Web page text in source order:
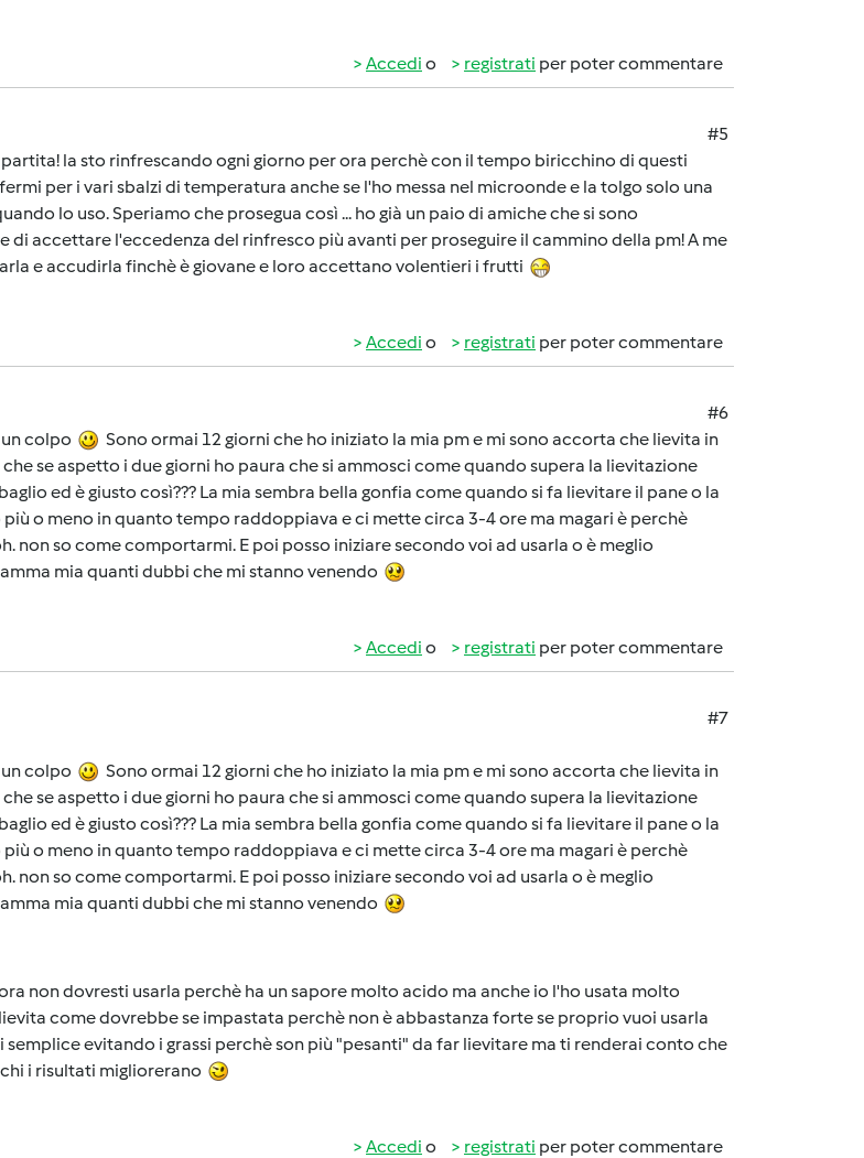
Accedi o registrati per poter commentare
#5
la sto rinfrescando ogni giorno per ora perchè con il tempo biricchino di questi
per i vari sbalzi di temperatura anche se l'ho messa nel microonde e la tolgo solo una
lo uso. Speriamo che prosegua così ... ho già un paio di amiche che si sono
accettare l'eccedenza del rinfresco più avanti per proseguire il cammino della pm! A me
e accudirla finchè è giovane e loro accettano volentieri i frutti
Accedi o registrati per poter commentare
#6
colpo
Sono ormai 12 giorni che ho iniziato la mia pm e mi sono accorta che lievita in
se aspetto i due giorni ho paura che si ammosci come quando supera la lievitazione
ed è giusto così??? La mia sembra bella gonfia come quando si fa lievitare il pane o la
più o meno in quanto tempo raddoppiava e ci mette circa 3-4 ore ma magari è perchè
non so come comportarmi. E poi posso iniziare secondo voi ad usarla o è meglio
mia quanti dubbi che mi stanno venendo
Accedi o registrati per poter commentare
#7
colpo
Sono ormai 12 giorni che ho iniziato la mia pm e mi sono accorta che lievita in
se aspetto i due giorni ho paura che si ammosci come quando supera la lievitazione
ed è giusto così??? La mia sembra bella gonfia come quando si fa lievitare il pane o la
più o meno in quanto tempo raddoppiava e ci mette circa 3-4 ore ma magari è perchè
non so come comportarmi. E poi posso iniziare secondo voi ad usarla o è meglio
mia quanti dubbi che mi stanno venendo
non dovresti usarla perchè ha un sapore molto acido ma anche io l'ho usata molto
come dovrebbe se impastata perchè non è abbastanza forte se proprio vuoi usarla
semplice evitando i grassi perchè son più "pesanti" da far lievitare ma ti renderai conto che
i risultati migliorerano
Accedi o registrati per poter commentare